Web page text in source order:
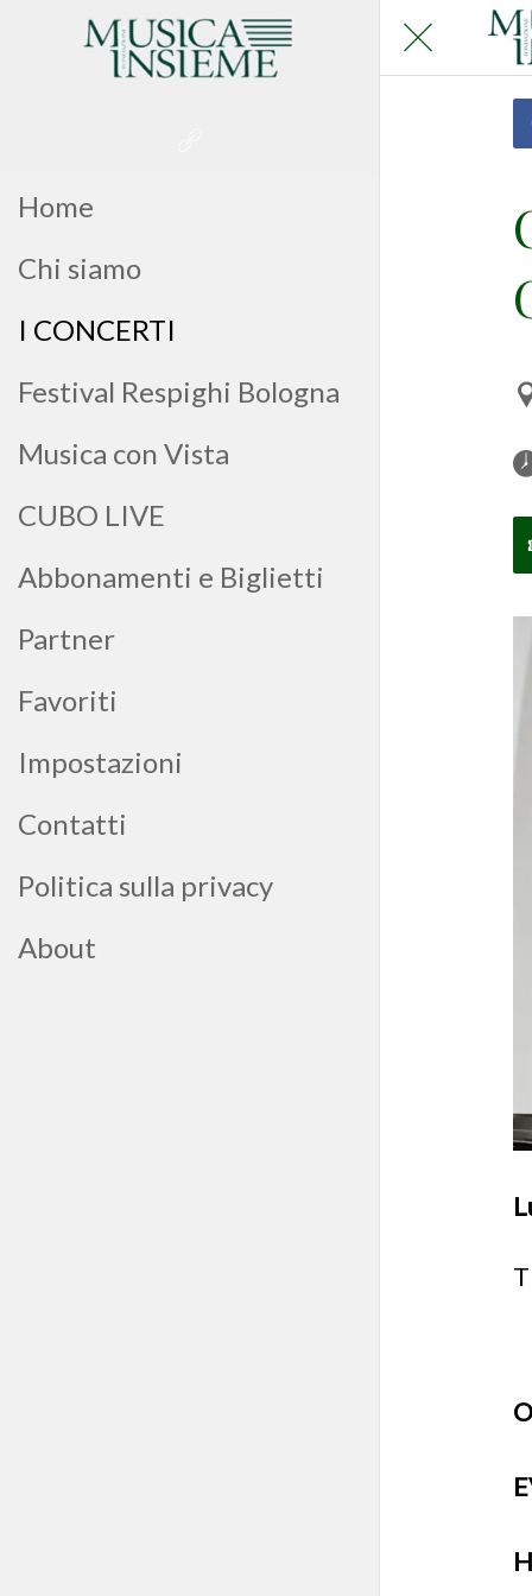
Home
Chi siamo
I CONCERTI
Festival Respighi Bologna
Musica con Vista
CUBO LIVE
Abbonamenti e Biglietti
Partner
Favoriti
Impostazioni
Contatti
Politica sulla privacy
About